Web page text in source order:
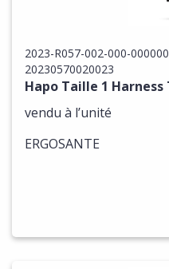
2023-R057-002-000-
20230570020023
Hapo Taille 1
vendu à l’unité
ERGOSANTE